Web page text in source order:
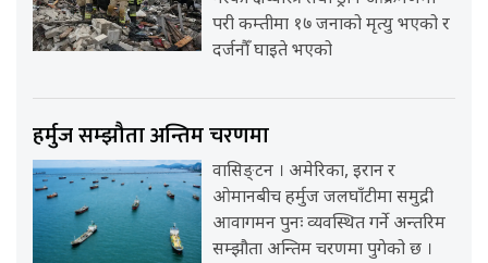
परी कम्तीमा १७ जनाको मृत्यु भएको र
दर्जनौँ घाइते भएको
हर्मुज सम्झौता अन्तिम चरणमा
वासिङ्टन । अमेरिका, इरान र
ओमानबीच हर्मुज जलघाँटीमा समुद्री
आवागमन पुनः व्यवस्थित गर्ने अन्तरिम
सम्झौता अन्तिम चरणमा पुगेको छ ।